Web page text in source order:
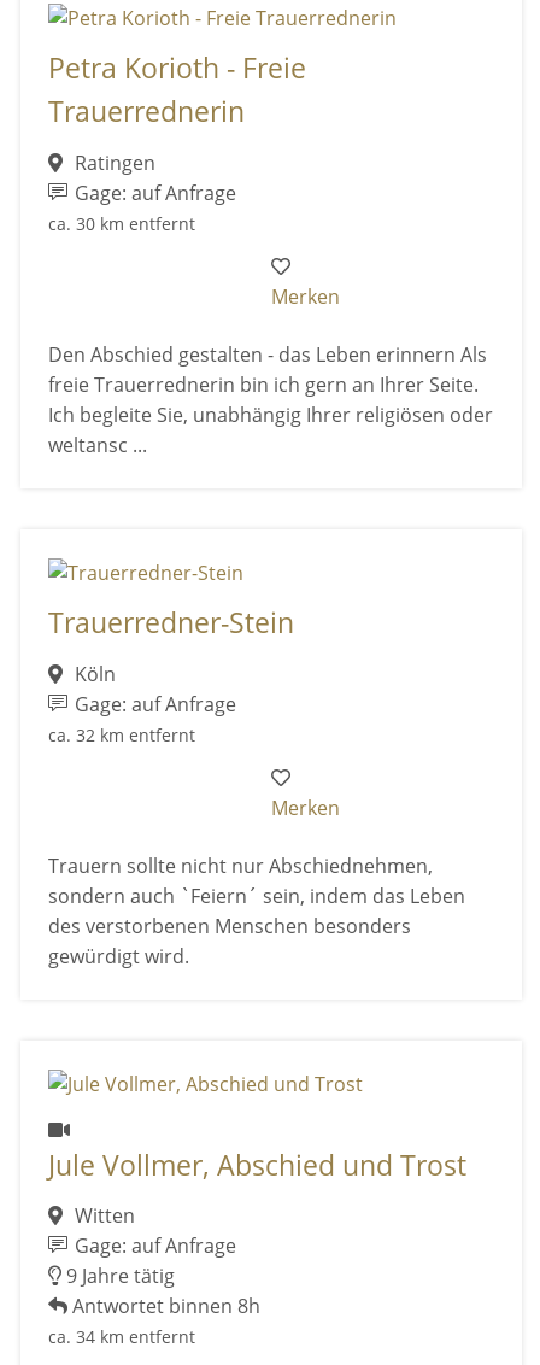
Petra Korioth - Freie
Trauerrednerin
Ratingen
Gage: auf Anfrage
ca. 30 km entfernt
Merken
Den Abschied gestalten - das Leben erinnern Als
freie Trauerrednerin bin ich gern an Ihrer Seite.
Ich begleite Sie, unabhängig Ihrer religiösen oder
weltansc ...
Trauerredner-Stein
Köln
Gage: auf Anfrage
ca. 32 km entfernt
Merken
Trauern sollte nicht nur Abschiednehmen,
sondern auch `Feiern´ sein, indem das Leben
des verstorbenen Menschen besonders
gewürdigt wird.
Jule Vollmer, Abschied und Trost
Witten
Gage: auf Anfrage
9 Jahre tätig
Antwortet binnen 8h
ca. 34 km entfernt